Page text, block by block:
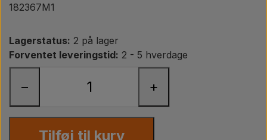
182367M1
Lagerstatus: 2 på lager
Forventet leveringstid: 2 - 5 hverdage
− +
Tilføj til kurv